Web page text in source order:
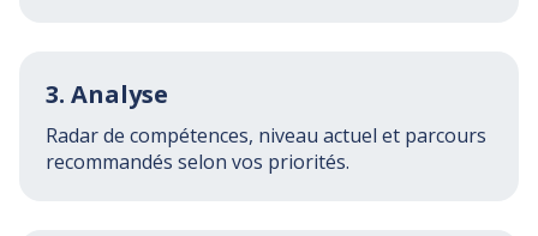
3. Analyse
Radar de compétences, niveau actuel et parcours
recommandés selon vos priorités.